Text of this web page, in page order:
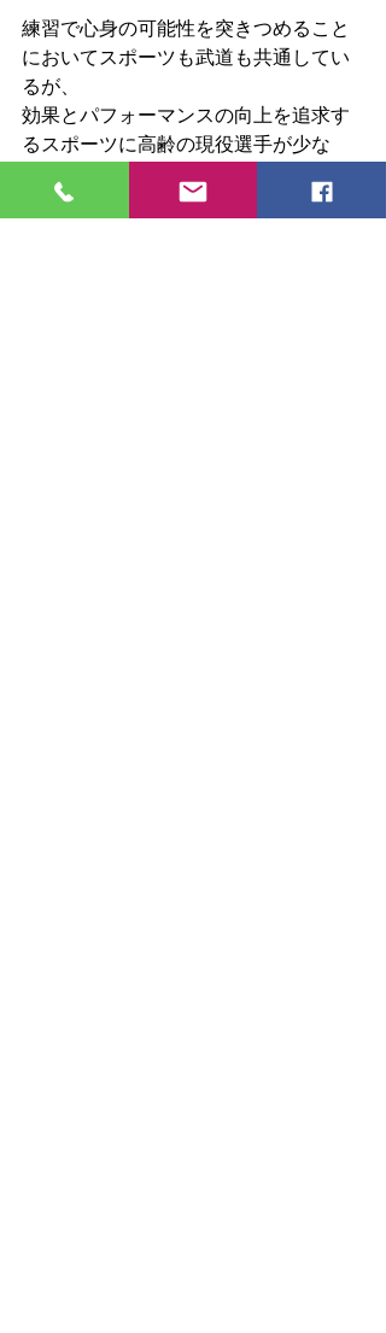
練習で心身の可能性を突きつめること
においてスポーツも武道も共通してい
るが、
効果とパフォーマンスの向上を追求す
るスポーツに高齢の現役選手が少な
養命・長期使用を第一義とする武道に